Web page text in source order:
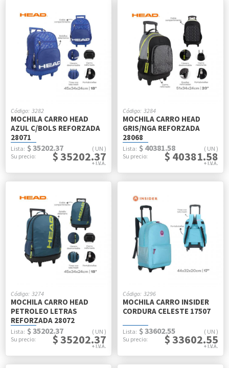
3282
MOCHILA CARRO HEAD
AZUL C/BOLS REFORZADA
28071
UN
$ 35202.37
$ 35202.37
3284
MOCHILA CARRO HEAD
GRIS/NGA REFORZADA
28068
UN
$ 40381.58
$ 40381.58
3274
MOCHILA CARRO HEAD
PETROLEO LETRAS
REFORZADA 28072
UN
$ 35202.37
$ 35202.37
3296
MOCHILA CARRO INSIDER
CORDURA CELESTE 17507
UN
$ 33602.55
$ 33602.55